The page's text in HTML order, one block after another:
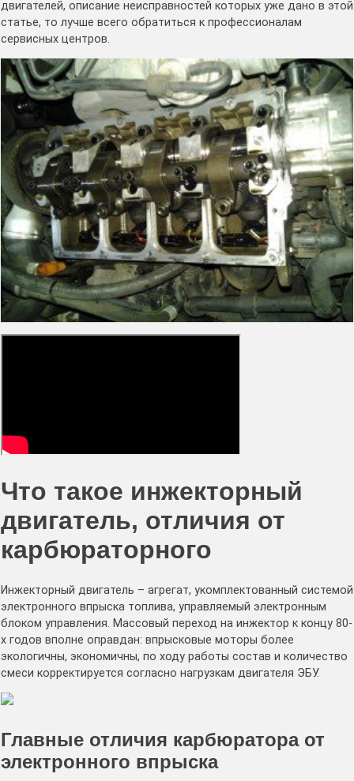
двигателей, описание неисправностей которых уже дано в этой
статье, то лучше всего обратиться к профессионалам
сервисных центров.
Что такое инжекторный
двигатель, отличия от
карбюраторного
Инжекторный двигатель – агрегат, укомплектованный системой
электронного впрыска топлива, управляемый электронным
блоком управления. Массовый переход на инжектор к концу 80-
х годов вполне оправдан: впрысковые моторы более
экологичны, экономичны, по ходу работы состав и количество
смеси корректируется согласно нагрузкам двигателя ЭБУ.
Главные отличия карбюратора от
электронного впрыска